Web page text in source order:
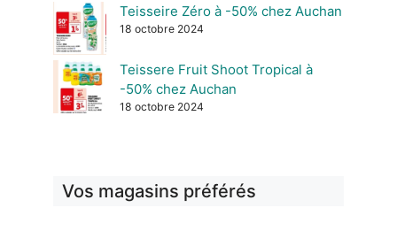
Teisseire Zéro à -50% chez Auchan
18 octobre 2024
Teissere Fruit Shoot Tropical à
-50% chez Auchan
18 octobre 2024
Vos magasins préférés